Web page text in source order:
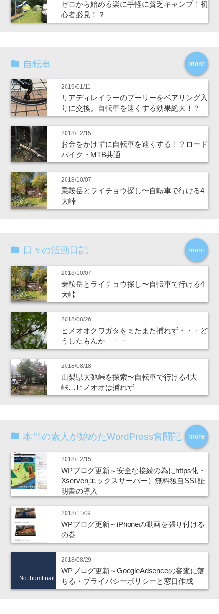
ゼロから始める楽に手軽に貧乏キャンプ！初
心者必見！？
more
自転車
2019/01/11
リアディレイラーのプーリーをベアリング入
りに交換。自転車を速くする効果絶大！？
2018/12/15
お金をかけずに自転車を速くする！？ロード
バイク・MTB共通
2018/10/07
乗鞍岳とライチョウ探し〜自転車で行ける4
大峠
more
日々の活動日記
2018/10/07
乗鞍岳とライチョウ探し〜自転車で行ける4
大峠
2018/08/26
ヒメオオクワガタをまたまた捕れず・・・ど
うしたもんか・・・
2018/08/18
山梨県大弛峠を探索〜自転車で行ける4大
峠…ヒメオオは捕れず
more
本当の素人が始めたWordPress奮闘記
2018/12/15
WPブログ更新～安全な接続の為にhttps化・
Xserver(エックスサーバー）無料独自SSL証
明書の導入
2018/11/09
WPブログ更新～iPhoneの動画を張り付ける
の巻
No thumbnail
2018/08/29
WPブログ更新～GoogleAdsenceの審査に落
ちる・プライバシーポリシーと窓口作成